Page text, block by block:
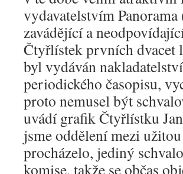
vydavatelstvím
zavádějící a
Čtyřlístek prvních dvacet
byl vydáván
periodického časopisu,
proto nemusel být
uvádí grafik Čtyřlístku
jsme oddělení mezi
procházelo, jediný
komise, takže se občas